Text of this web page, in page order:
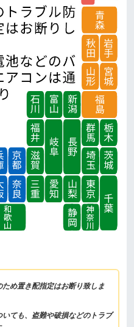
め置き配指定はお断り致しま
ても、盗難や破損などのトラブ